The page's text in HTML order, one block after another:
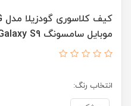
موبایل سامسونگ Galaxy S9
انتخاب رنگ: